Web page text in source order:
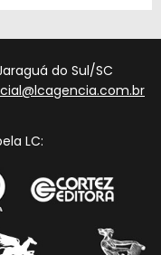
do Sul/SC
LC: